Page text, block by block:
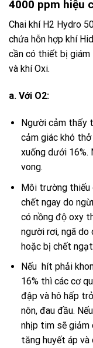
4000 ppm hiệu
Chai khí H2 Hydro
chứa hỗn hợp khí
cần có thiết bị giám
và khíOxi.
a. Với O2:
Người cảm thấy
cảm giác khó
xuống dưới
vong.
Môi trường thiếu
chết ngay do
có nồng độ oxy
người rơi, ngã do
hoặc bị chết
Nếu hít phải
16% thì các cơ
đập và hô hấp
nôn, đau đầu.
nhịp tim sẽ giảm
tăng huyết áp